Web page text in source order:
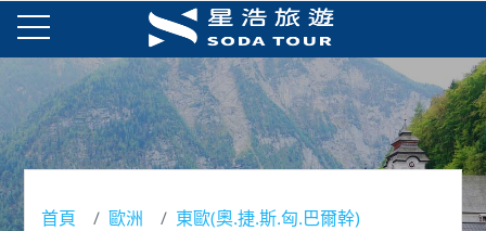
首頁 歐洲
東歐(奧.捷.斯.匈.巴爾幹)